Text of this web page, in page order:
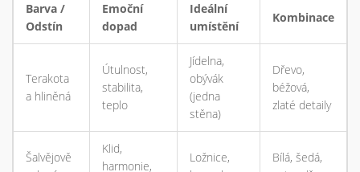
Barva /
Odstín
Emoční
dopad
Ideální
umístění
Kombinace
Terakota
a hliněná
Útulnost,
stabilita,
teplo
Jídelna,
obývák
(jedna
stěna)
Dřevo,
béžová,
zlaté detaily
Šalvějově
Klid,
harmonie,
Ložnice,
Bílá, šedá,